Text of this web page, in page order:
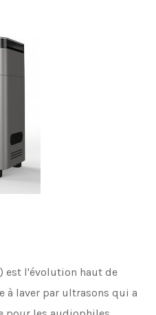
est l'évolution haut de
à laver par ultrasons qui a